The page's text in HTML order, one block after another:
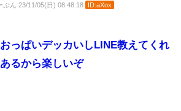
ぷん 23/11/05(日) 08:48:18 ID:aXox
っぱいデッカいしLINE教えてくれ
るから楽しいぞ